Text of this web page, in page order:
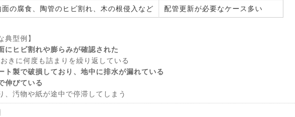
面の腐食、陶管のヒビ割れ、木の根侵入など 配管更新が必要なケース多い
典型例】
にヒビ割れや膨らみが確認された
きに何度も詰まりを繰り返している
ト製で破損しており、地中に排水が漏れている
伸びている
、汚物や紙が途中で停滞してしまう